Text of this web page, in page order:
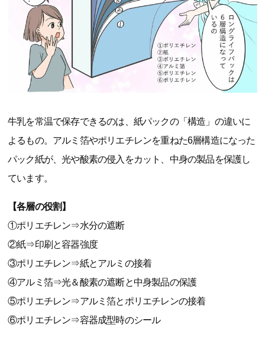
牛乳を常温で保存できるのは、紙パックの「構造」の違いに
よるもの。アルミ箔やポリエチレンを重ねた6層構造になった
パック紙が、光や酸素の侵入をカット、中身の製品を保護し
ています。
【各層の役割】
①ポリエチレン⇒水分の遮断
②紙⇒印刷と容器強度
③ポリエチレン⇒紙とアルミの接着
④アルミ箔⇒光＆酸素の遮断と中身製品の保護
⑤ポリエチレン⇒アルミ箔とポリエチレンの接着
⑥ポリエチレン⇒容器成型時のシール